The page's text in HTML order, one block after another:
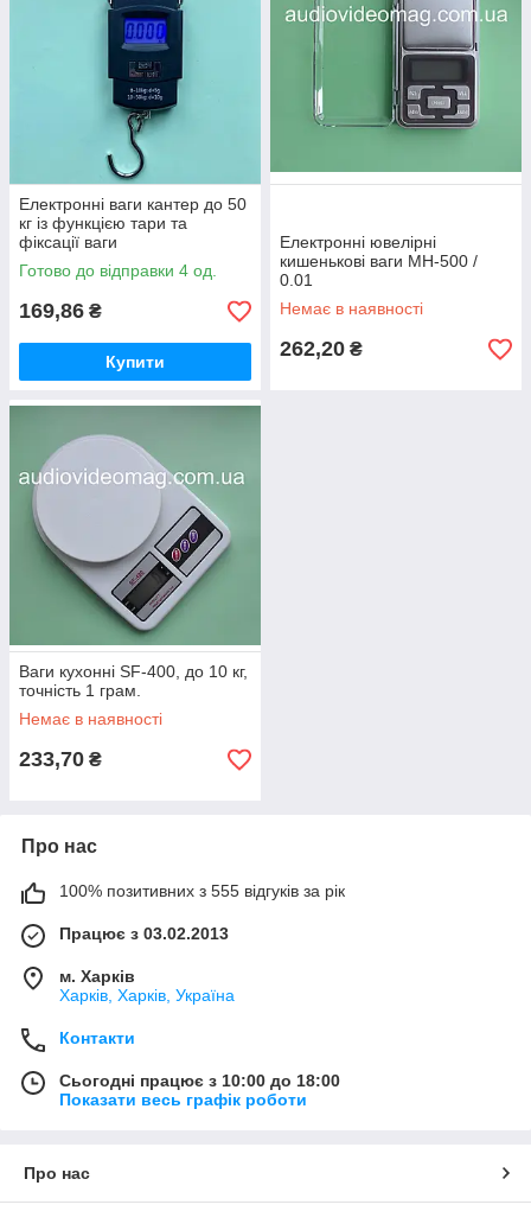
Електронні ваги кантер до 50
кг із функцією тари та
фіксації ваги
Готово до відправки 4 од.
169,86 ₴
Купити
Електронні ювелірні
кишенькові ваги МН-500 /
0.01
Немає в наявності
262,20 ₴
Ваги кухонні SF-400, до 10 кг,
точність 1 грам.
Немає в наявності
233,70 ₴
Про нас
100% позитивних з 555 відгуків за рік
Працює з 03.02.2013
м. Харків
Харків, Харків, Україна
Контакти
Сьогодні працює з 10:00 до 18:00
Показати весь графік роботи
Про нас